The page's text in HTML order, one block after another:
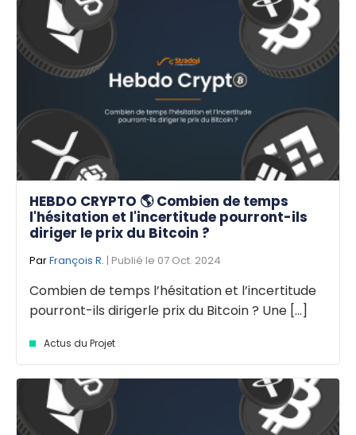
HEBDO CRYPTO 🌎 Combien de temps
l'hésitation et l'incertitude pourront-ils
diriger le prix du Bitcoin ?
ParFrançois R. | Publié le 07 Oct. 2024
Combien de temps l’hésitation et l’incertitude
pourront-ils dirigerle prix du Bitcoin ? Une [...]
Actus du Projet